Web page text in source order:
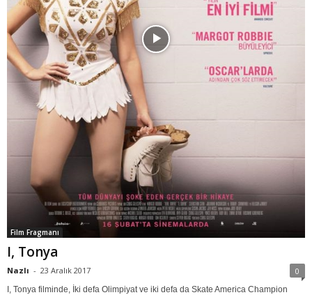
Film Fragmanı
I, Tonya
Nazlı - 23 Aralık 2017 0
I, Tonya filminde, İki defa Olimpiyat ve iki defa da Skate America Champion